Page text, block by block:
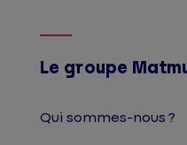
Le groupe
Qui sommes-nous ?